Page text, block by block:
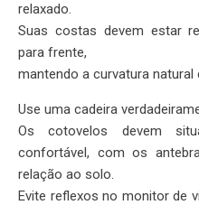
relaxado.
Suas costas devem estar
para frente,
mantendo a curvatura natural
Use uma cadeira
Os cotovelos devem
confortável, com os
relação ao solo.
Evite reflexos no monitor de